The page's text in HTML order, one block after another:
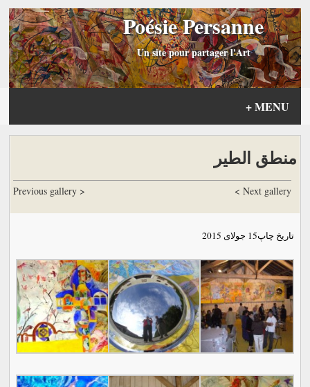
Poésie Persanne
Un site pour partager l'Art
MENU
+
منطق الطیر
< Previous gallery Next gallery >
تاریخ چاپ15 جولای 2015